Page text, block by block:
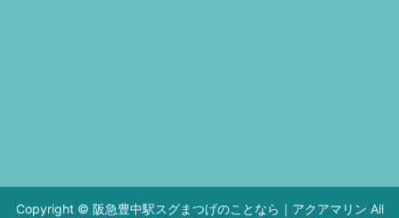
Copyright © 阪急豊中駅スグまつげのことなら｜アクアマリン All